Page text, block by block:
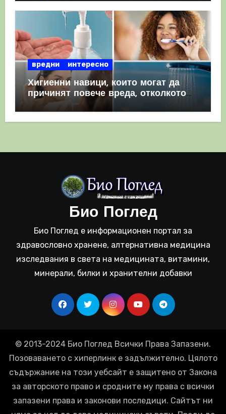
вредни интересно
Хигиенни навици, които могат да
причинят повече вреда, отколкото
полза
Био Поглед
Био Поглед е информационен портал за
здравословно хранене, алтернативна медицина
изследвания в света на медицината, витамини,
минерали, билки и хранителни добавки
© 2013-2024 Био Поглед Всички Права Запазени.
Позоваването с хиперлинк е задължително. Цялото
съдържание на този уебсайт е защитено от Закона
за авторското право и сродните му права с всички
запазени права и законови последици. Сайтът ни